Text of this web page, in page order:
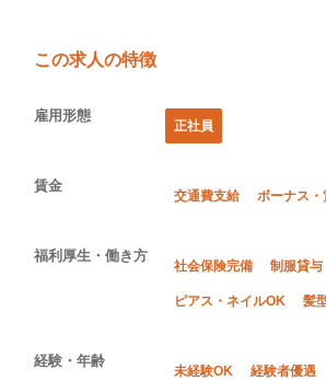
この求人の特徴
雇用形態
正社員
賃金
交通費支給 ボーナス・
福利厚生・働き方
社会保険完備 制服貸与
ピアス・ネイルOK 髪
経験・年齢
未経験OK 経験者優遇